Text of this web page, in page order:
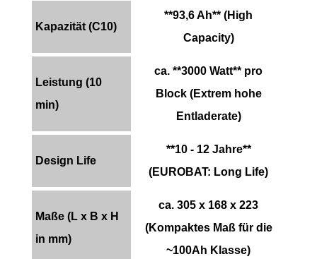
Kapazität (C10)
**93,6 Ah** (High
Capacity)
Leistung (10
min)
ca. **3000 Watt** pro
Block (Extrem hohe
Entladerate)
Design Life
**10 - 12 Jahre**
(EUROBAT: Long Life)
Maße (L x B x H
in mm)
ca. 305 x 168 x 223
(Kompaktes Maß für die
~100Ah Klasse)